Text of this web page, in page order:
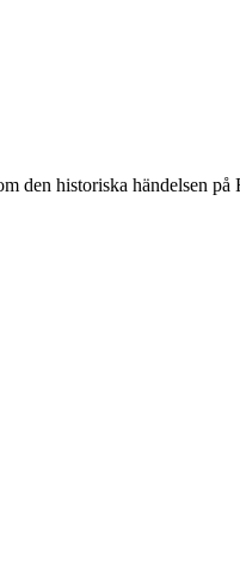
den historiska händelsen